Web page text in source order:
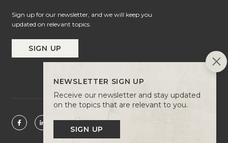
Sign up for our newsletter, and we will keep you
updated on relevant topics.
SIGN UP
NEWSLETTER SIGN UP
Receive our newsletter and stay updated
on the topics that are relevant to you.
SIGN UP